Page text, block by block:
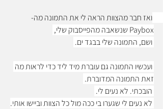
ואז חבר מהצוות הראה לי את התמונה מה-
Paybox שנשאבה מהפייסבוק שלי,
ושם, התמונה שלי בבגד ים.
ועכשיו התמונה גם עוברת מיד ליד כדי לראות מה
זאת התמונה המדוברת.
הובכתי. לא נעים לי.
לא נעים לי שגערו בי ככה מול כל הצוות וביישו אותי.